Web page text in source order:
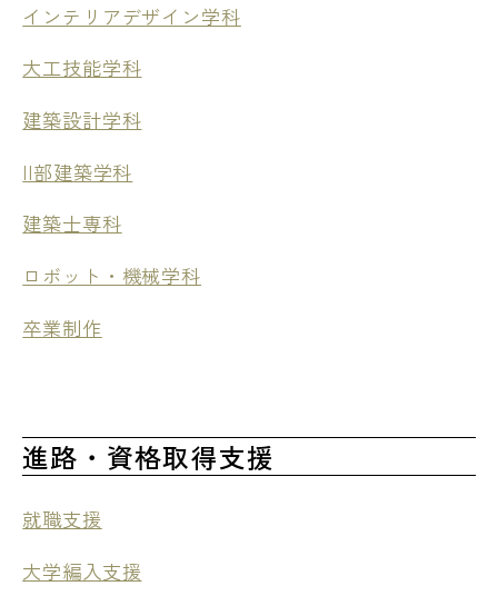
インテリアデザイン学科
大工技能学科
建築設計学科
II部建築学科
建築士専科
ロボット・機械学科
卒業制作
進路・資格取得支援
就職支援
大学編入支援